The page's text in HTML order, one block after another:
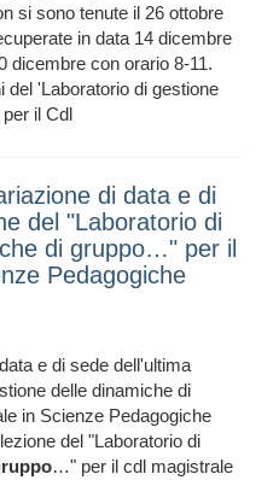
si sono tenute il 26 ottobre
in data 14 dicembre
dicembre con orario 8-11.
'Laboratorio di gestione
per il Cdl
di data e di
del "Laboratorio di
di gruppo…" per il
Pedagogiche
e di sede dell'ultima
delle dinamiche di
in Scienze Pedagogiche
del "Laboratorio di
…" per il cdl magistrale